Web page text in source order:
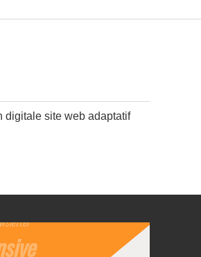
digitale site web adaptatif